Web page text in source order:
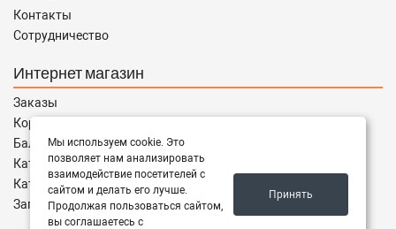
Контакты
Сотрудничество
Интернет магазин
Заказы
Корзина
Баланс
Каталог товаров
Каталог брендов
Запчасти по Маркам
Мы используем cookie. Это
позволяет нам анализировать
взаимодействие посетителей с
сайтом и делать его лучше.
Продолжая пользоваться сайтом,
вы соглашаетесь с
Принять